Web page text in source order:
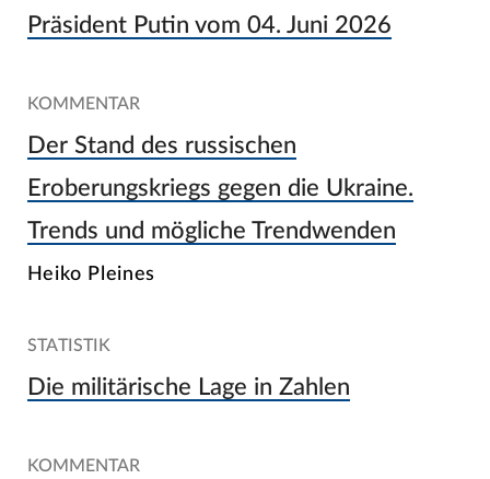
Präsident Putin vom 04. Juni 2026
KOMMENTAR
Der Stand des russischen
Eroberungskriegs gegen die Ukraine.
Trends und mögliche Trendwenden
Heiko Pleines
STATISTIK
Die militärische Lage in Zahlen
KOMMENTAR